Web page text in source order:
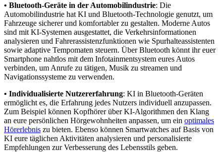
• Bluetooth-Geräte in der Automobilindustrie: Die
Automobilindustrie hat KI und Bluetooth-Technologie genutzt, um
Fahrzeuge sicherer und komfortabler zu gestalten. Moderne Autos
sind mit KI-Systemen ausgestattet, die Verkehrsinformationen
analysieren und Fahrerassistenzfunktionen wie Spurhalteassistenten
sowie adaptive Tempomaten steuern. Über Bluetooth könnt ihr euer
Smartphone nahtlos mit dem Infotainmentsystem eures Autos
verbinden, um Anrufe zu tätigen, Musik zu streamen und
Navigationssysteme zu verwenden.
• Individualisierte Nutzererfahrung: KI in Bluetooth-Geräten
ermöglicht es, die Erfahrung jedes Nutzers individuell anzupassen.
Zum Beispiel können Kopfhörer über KI-Algorithmen den Klang
an eure persönlichen Hörgewohnheiten anpassen, um ein optimales
Hörerlebnis zu bieten. Ebenso können Smartwatches auf Basis von
KI eure täglichen Aktivitäten analysieren und personalisierte
Empfehlungen zur Verbesserung des Lebensstils geben.